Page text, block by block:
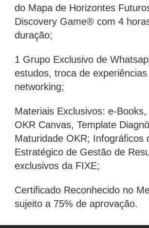
do Mapa de Horizontes
Discovery Game® com 4
duração;
1 Grupo Exclusivo de
estudos, troca de
networking;
Materiais Exclusivos: e-Books,
OKR Canvas, Template
Maturidade OKR; Infográficos
Estratégico de Gestão de
exclusivos da FIXE;
Certificado Reconhecido no
sujeito a 75% de aprovação.